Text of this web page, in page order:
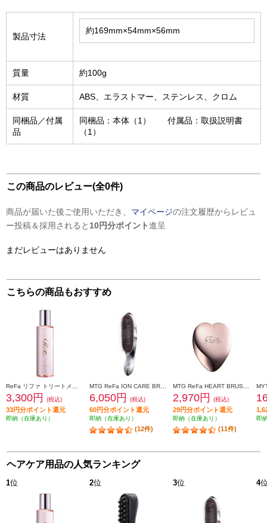
製品寸法
約169mm×54mm×56mm
質量 約100g
材質 ABS、エラストマー、ステンレス、クロム
同梱品／付属
品
同梱品：本体（1） 付属品：取扱説明書
（1）
この商品のレビュー(全0件)
商品が届いた後ご使用いただき、 マイページの注文履歴からレビュ
ー投稿＆採用されると 10円分ポイント進呈
まだレビューはありません
こちらの商品もおすすめ
3,300円 (税込)
33円分ポイント還元
即納（在庫あり）
6,050円 (税込)
60円分ポイント還元
即納（在庫あり）
(12件)
2,970円 (税込)
29円分ポイント還元
即納（在庫あり）
(11件)
即
ヘアケア用品の人気ランキング
1位 2位 3位 4